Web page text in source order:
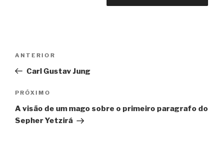
Post
Post
anterior
ANTERIOR
Carl Gustav Jung
Próximo
post
PRÓXIMO
A visão de um mago sobre o primeiro paragrafo do
Sepher Yetzirá